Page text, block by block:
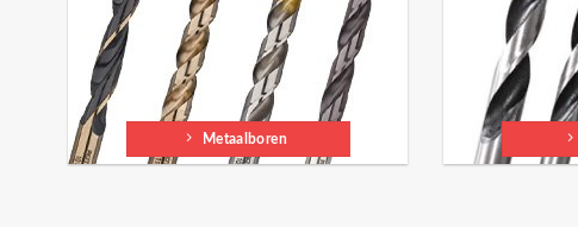
Metaalboren